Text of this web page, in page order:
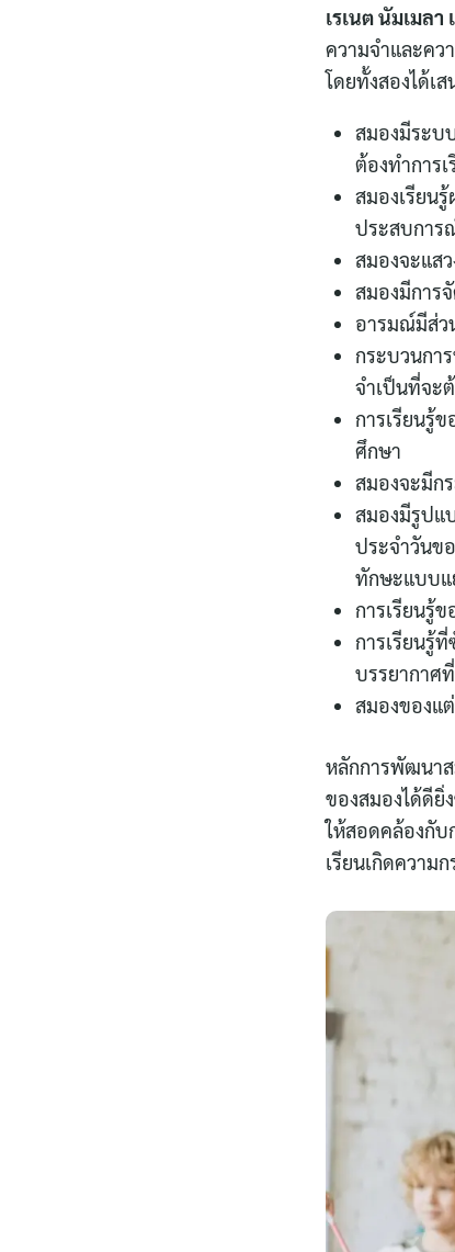
เรเนต นัมเมลา
ความจำและคว
โดยทั้งสองได้เ
สมองมีระบ
ต้องทำการ
สมองเรียน
ประสบการ
สมองจะแส
สมองมีการ
อารมณ์มีส่ว
กระบวนกา
จำเป็นที่จะ
การเรียนรู้
ศึกษา
สมองจะมีก
สมองมีรูปแ
ประจำวันข
ทักษะแบบแ
การเรียนรู้
การเรียนรู้
บรรยากาศ
สมองของแ
หลักการพัฒนาส
ของสมองได้ดียิ่
ให้สอดคล้องกับ
เรียนเกิดความ